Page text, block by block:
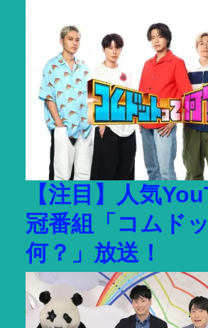
【注目】人気
冠番組「コムド
何？」放送！